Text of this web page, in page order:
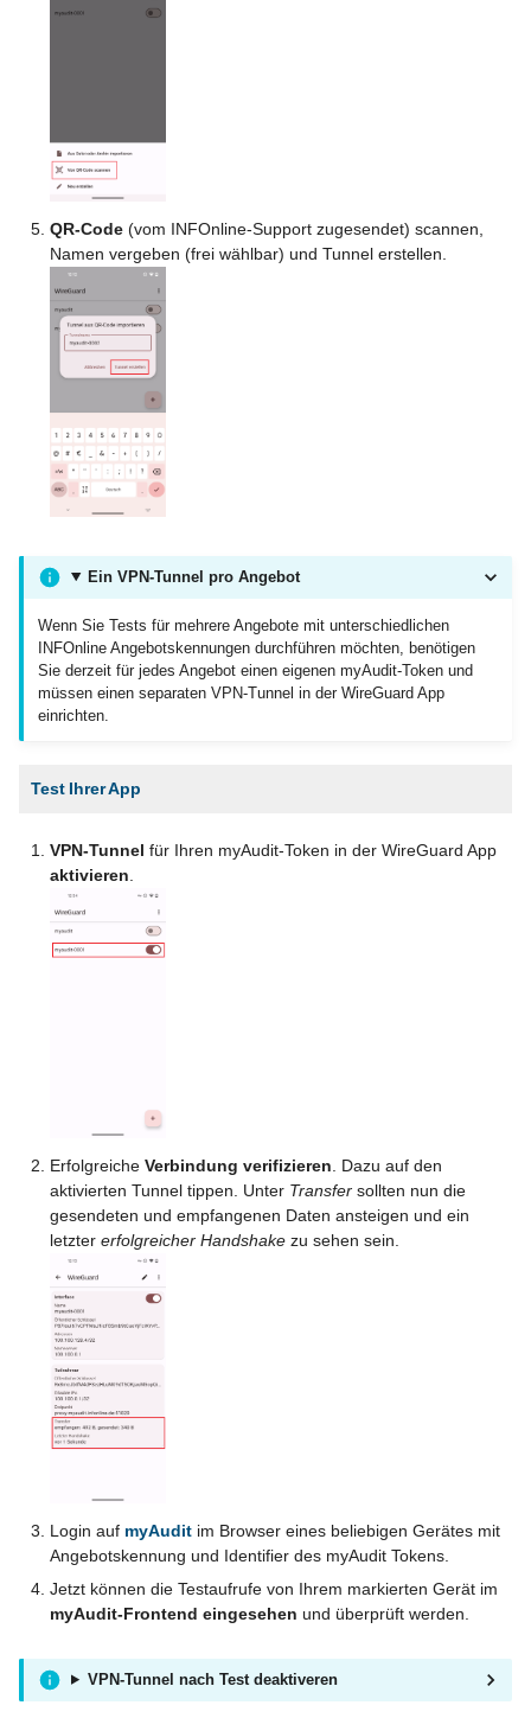
QR-Code (vom INFOnline-Support zugesendet) scannen,
Namen vergeben (frei wählbar) und Tunnel erstellen.
Ein VPN-Tunnel pro Angebot
Wenn Sie Tests für mehrere Angebote mit unterschiedlichen
INFOnline Angebotskennungen durchführen möchten, benötigen
Sie derzeit für jedes Angebot einen eigenen myAudit-Token und
müssen einen separaten VPN-Tunnel in der WireGuard App
einrichten.
Test Ihrer App
VPN-Tunnel für Ihren myAudit-Token in der WireGuard App
aktivieren
ErfolgreicheVerbindung verifizieren . Dazu auf den
aktivierten Tunnel tippen. Unter Transfer sollten nun die
gesendeten und empfangenen Daten ansteigen und ein
letztererfolgreicher Handshake zu sehen sein.
Login auf myAudit im Browser eines beliebigen Gerätes mit
Angebotskennung und Identifier des myAudit Tokens.
Jetzt können die Testaufrufe von Ihrem markierten Gerät im
myAudit-Frontend eingesehen und überprüft werden.
VPN-Tunnel nach Test deaktiveren